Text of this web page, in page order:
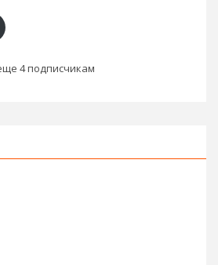
4 подписчикам